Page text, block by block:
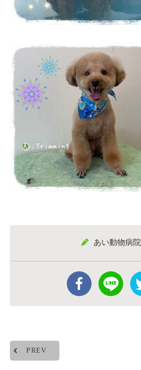
あい動物病院
PREV